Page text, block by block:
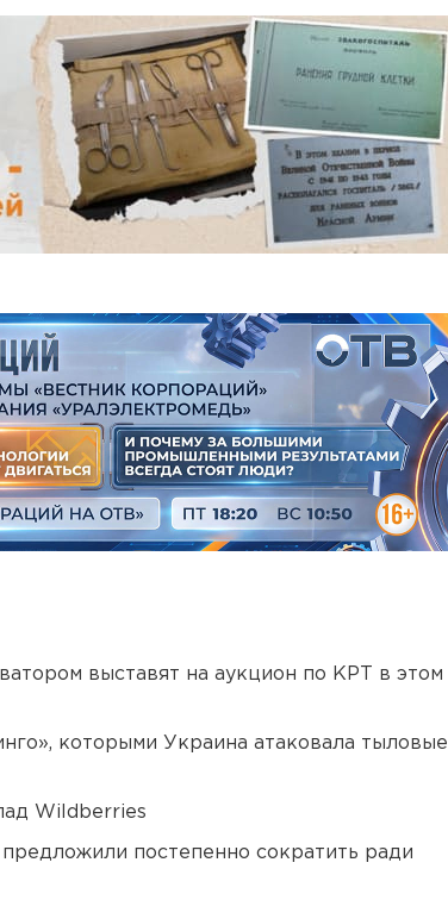
выставят на аукцион по КРТ в этом
которыми Украина атаковала тыловые
Wildberries
постепенно сократить ради